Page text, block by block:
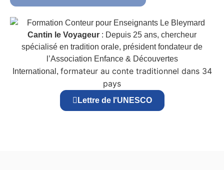
Cantin le Voyageur : Depuis 25 ans, chercheur
spécialisé en tradition orale, président fondateur de
l’Association Enfance & Découvertes
International, formateur au conte traditionnel dans 34
pays
Lettre de l'UNESCO